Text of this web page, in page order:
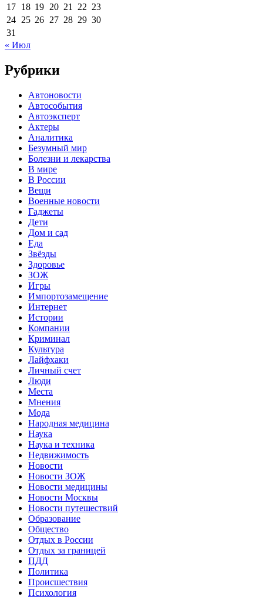
17 18 19 20 21 22 23
24 25 26 27 28 29 30
31
« Июл
Рубрики
Автоновости
Автособытия
Автоэксперт
Актеры
Аналитика
Безумный мир
Болезни и лекарства
В мире
В России
Вещи
Военные новости
Гаджеты
Дети
Дом и сад
Еда
Звёзды
Здоровье
ЗОЖ
Игры
Импортозамещение
Интернет
Истории
Компании
Криминал
Культура
Лайфхаки
Личный счет
Люди
Места
Мнения
Мода
Народная медицина
Наука
Наука и техника
Недвижимость
Новости
Новости ЗОЖ
Новости медицины
Новости Москвы
Новости путешествий
Образование
Общество
Отдых в России
Отдых за границей
ПДД
Политика
Происшествия
Психология